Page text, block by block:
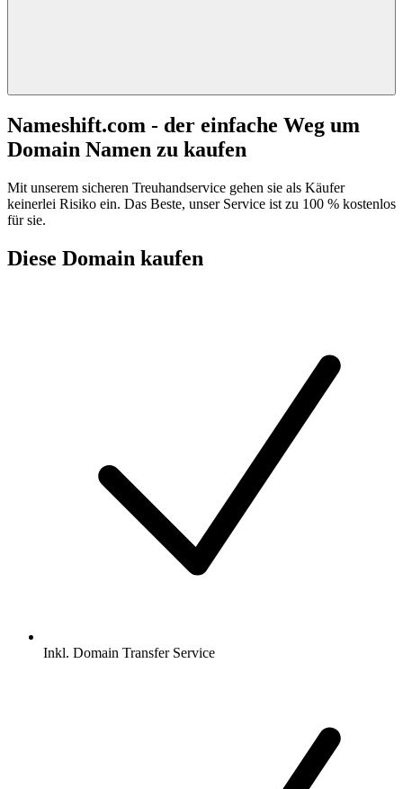
Nameshift.com - der einfache Weg um
Domain Namen zu kaufen
Mit unserem sicheren Treuhandservice gehen sie als Käufer
keinerlei Risiko ein. Das Beste, unser Service ist zu 100 % kostenlos
für sie.
Diese Domain kaufen
Inkl. Domain Transfer Service